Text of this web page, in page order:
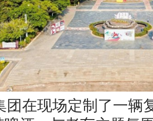
团在现场定制了一辆